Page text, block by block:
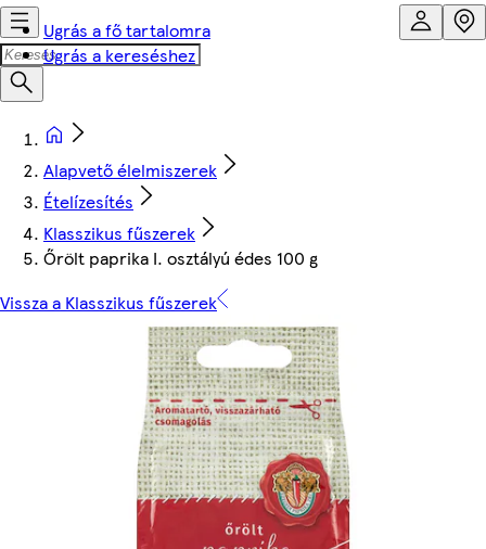
Ugrás a fő tartalomra
Ugrás a kereséshez
Alapvető élelmiszerek
Ételízesítés
Klasszikus fűszerek
Őrölt paprika I. osztályú édes 100 g
Vissza a Klasszikus fűszerek